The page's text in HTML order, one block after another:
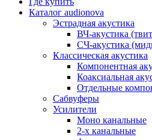
Каталог audionova
Эстрадная акустика
ВЧ-акустика
СЧ-акустика
Классическая акустика
Компонентная
Коаксиальная
Отдельные
Сабвуферы
Усилители
Моно канальные
2-х канальные